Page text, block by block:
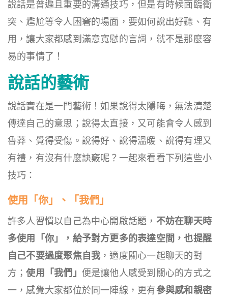
說話是普遍且重要的溝通技巧，但是有時候面臨衝
突、尷尬等令人困窘的場面，要如何說出好聽、有
用，讓大家都感到滿意寬慰的言詞，就不是那麼容
易的事情了！
說話的藝術
說話實在是一門藝術！如果說得太隱晦，無法清楚
傳達自己的意思；說得太直接，又可能會令人感到
魯莽、覺得受傷。說得好、說得溫暖、說得有理又
有禮，有沒有什麼訣竅呢？一起來看看下列這些小
技巧：
使用「你」、「我們」
許多人習慣以自己為中心開啟話題， 不妨在聊天時
多使用「你」，給予對方更多的表達空間，也提醒
自己不要過度聚焦自我 ，適度關心一起聊天的對
方；使用「我們」 便是讓他人感受到關心的方式之
一，感覺大家都位於同一陣線，更有參與感和親密